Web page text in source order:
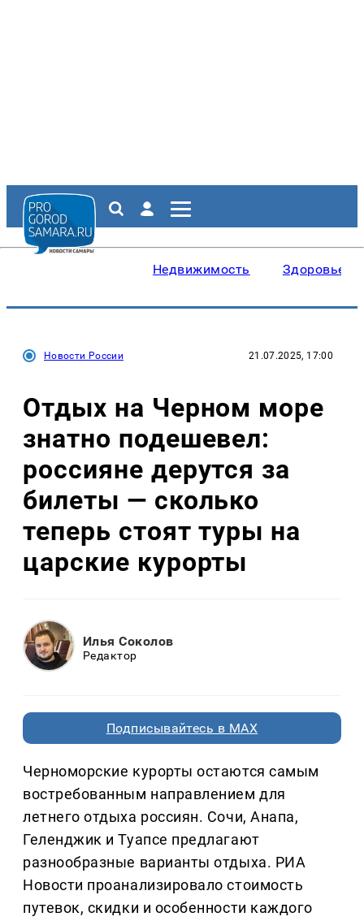
Недвижимость Здоровье
Новости России 21.07.2025, 17:00
Отдых на Черном море
знатно подешевел:
россияне дерутся за
билеты — сколько
теперь стоят туры на
царские курорты
Илья Соколов
Редактор
Подписывайтесь в MAX
Черноморские курорты остаются самым
востребованным направлением для
летнего отдыха россиян. Сочи, Анапа,
Геленджик и Туапсе предлагают
разнообразные варианты отдыха. РИА
Новости проанализировало стоимость
путевок, скидки и особенности каждого